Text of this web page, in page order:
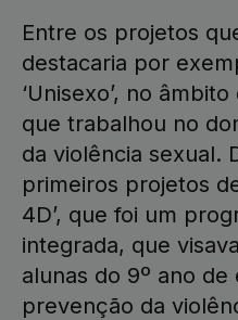
Entre os projetos
destacaria por
‘Unisexo’, no
que trabalhou no
da violência sexual.
primeiros projetos
4D’, que foi um
integrada, que
alunas do 9º ano
prevenção da